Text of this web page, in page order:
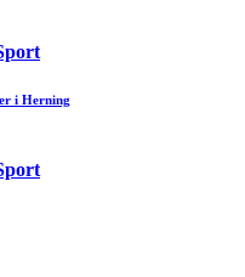
i Herning